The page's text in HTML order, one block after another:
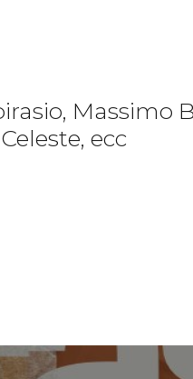
Massimo
ecc